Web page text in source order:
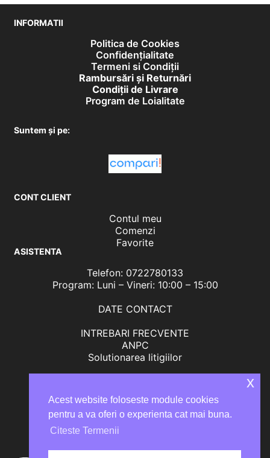
INFORMATII
Politica de Cookies
Confidențialitate
Termeni si Condiții
Rambursări și Returnări
Condiţii de Livrare
Program de Loialitate
Suntem și pe:
CONT CLIENT
Contul meu
Comenzi
Favorite
ASISTENTA
Telefon: 0722780133
Program: Luni – Vineri: 10:00 – 15:00
DATE CONTACT
INTREBARI FRECVENTE
ANPC
Solutionarea litigiilor
Acest website foloseste module cookies
pentru a va oferi o experienta cat mai buna.
Citeste Termenii
x